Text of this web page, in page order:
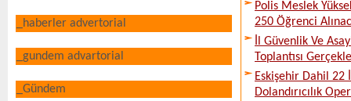
_haberler advertorial
_gundem advartorial
_Gündem
Polis Meslek
250 Öğrenci
İl Güvenlik Ve
Toplantısı
Eskişehir Dahil 22
Dolandırıcılık